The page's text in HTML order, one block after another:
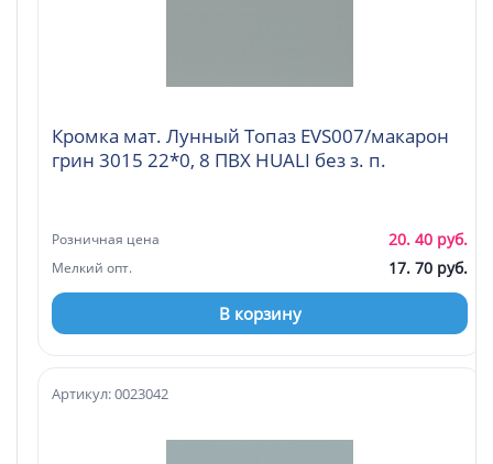
Кромка мат. Лунный Топаз EVS007/макарон
грин 3015 22*0, 8 ПВХ HUALI без з. п.
Розничная цена 20. 40 руб.
Мелкий опт. 17. 70 руб.
В корзину
Артикул: 0023042